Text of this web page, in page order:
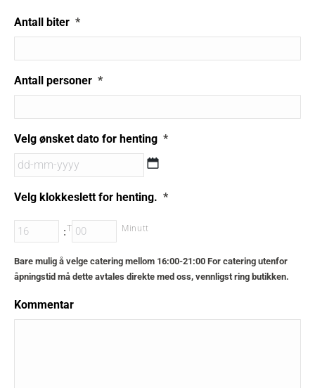
Antall biter *
Antall personer *
Velg ønsket dato for henting *
Velg klokkeslett for henting. *
:Time Minutt
Bare mulig å velge catering mellom 16:00-21:00 For catering utenfor
åpningstid må dette avtales direkte med oss, vennligst ring butikken.
Kommentar